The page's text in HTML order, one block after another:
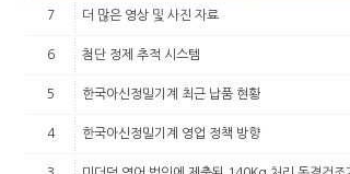
7 더 많은 영상 및 사진 자료
6 첨단 정제 추적 시스템
5 한국아신정밀기계 최근 납품 현황
4 한국아신정밀기계 영업 정책 방향